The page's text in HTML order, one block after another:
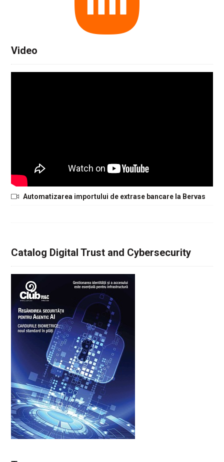
Video
Automatizarea importului de extrase bancare la Bervas
Catalog Digital Trust and Cybersecurity